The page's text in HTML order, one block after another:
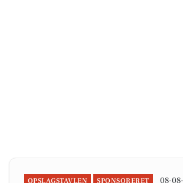
OPSLAGSTAVLEN SPONSORERET 08-